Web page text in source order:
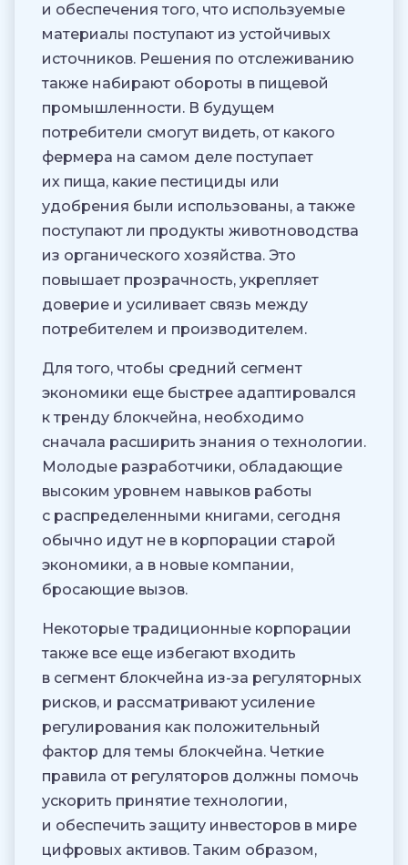
и обеспечения того, что используемые
материалы поступают из устойчивых
источников. Решения по отслеживанию
также набирают обороты в пищевой
промышленности. В будущем
потребители смогут видеть, от какого
фермера на самом деле поступает
их пища, какие пестициды или
удобрения были использованы, а также
поступают ли продукты животноводства
из органического хозяйства. Это
повышает прозрачность, укрепляет
доверие и усиливает связь между
потребителем и производителем.
Для того, чтобы средний сегмент
экономики еще быстрее адаптировался
к тренду блокчейна, необходимо
сначала расширить знания о технологии.
Молодые разработчики, обладающие
высоким уровнем навыков работы
с распределенными книгами, сегодня
обычно идут не в корпорации старой
экономики, а в новые компании,
бросающие вызов.
Некоторые традиционные корпорации
также все еще избегают входить
в сегмент блокчейна из-за регуляторных
рисков, и рассматривают усиление
регулирования как положительный
фактор для темы блокчейна. Четкие
правила от регуляторов должны помочь
ускорить принятие технологии,
и обеспечить защиту инвесторов в мире
цифровых активов. Таким образом,